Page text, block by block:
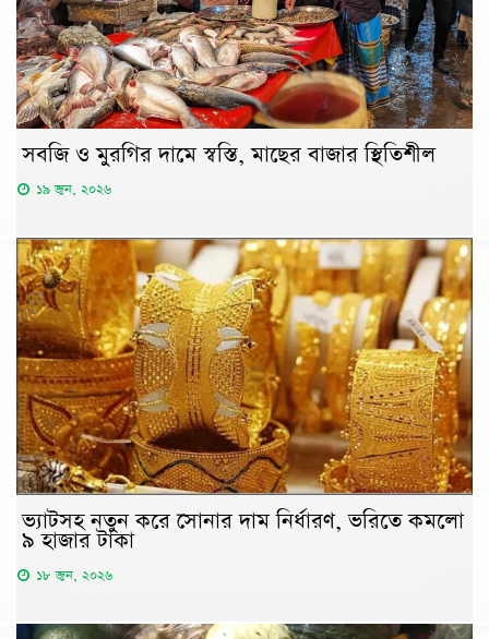
সবজি ও মুরগির দামে স্বস্তি, মাছের বাজার স্থিতিশীল
১৯ জুন, ২০২৬
ভ্যাটসহ নতুন করে সোনার দাম নির্ধারণ, ভরিতে কমলো
৯ হাজার টাকা
১৮ জুন, ২০২৬